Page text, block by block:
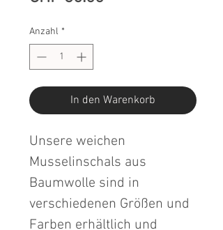
Anzahl *
In den Warenkorb
Unsere weichen
Musselinschals aus
Baumwolle sind in
verschiedenen Größen und
Farben erhältlich und